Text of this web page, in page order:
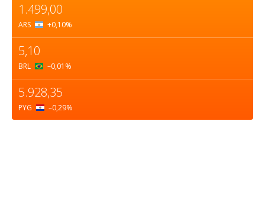
1.499,00
ARS +0,10%
5,10
BRL –0,01 %
5.928,35
PYG –0,29%